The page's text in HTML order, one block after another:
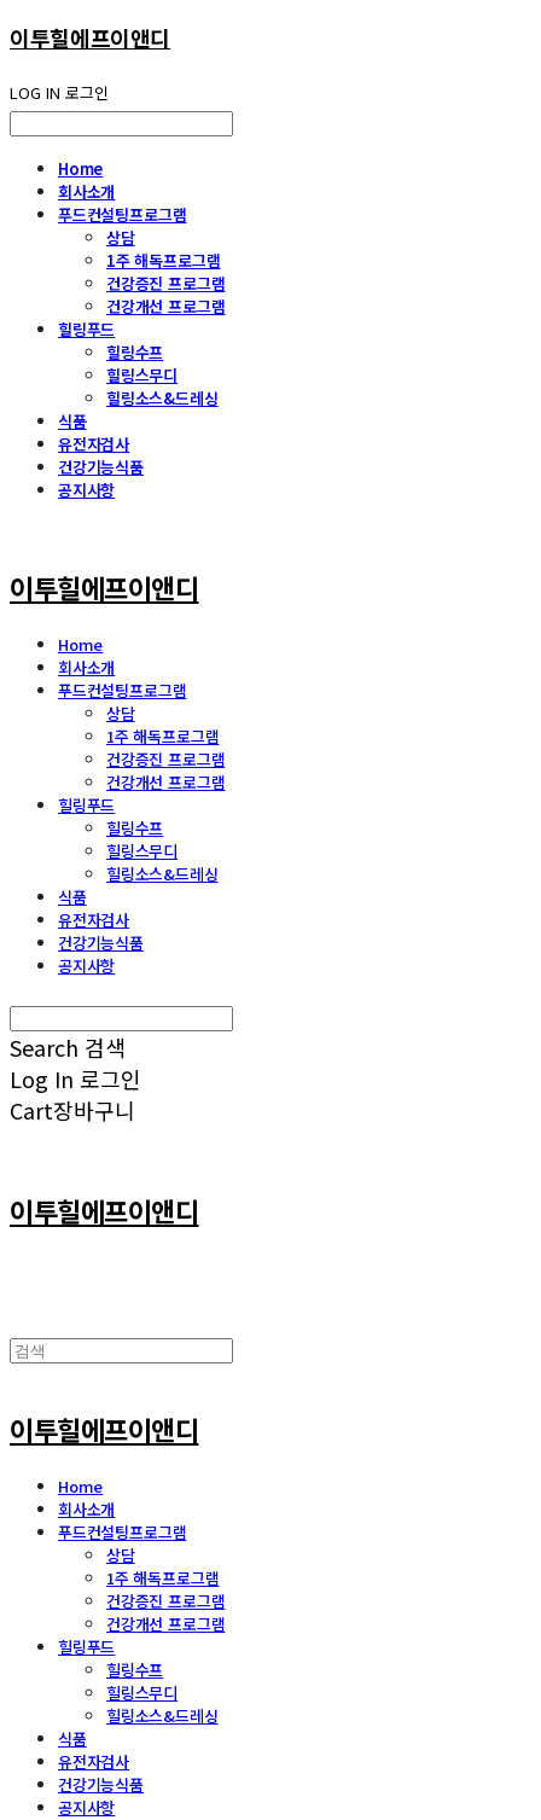
이투힐에프이앤디
LOG IN 로그인
Home
회사소개
푸드컨설팅프로그램
상담
1주 해독프로그램
건강증진 프로그램
건강개선 프로그램
힐링푸드
힐링수프
힐링스무디
힐링소스&드레싱
식품
유전자검사
건강기능식품
공지사항
이투힐에프이앤디
Home
회사소개
푸드컨설팅프로그램
상담
1주 해독프로그램
건강증진 프로그램
건강개선 프로그램
힐링푸드
힐링수프
힐링스무디
힐링소스&드레싱
식품
유전자검사
건강기능식품
공지사항
Search 검색
Log In 로그인
Cart장바구니
이투힐에프이앤디
이투힐에프이앤디
Home
회사소개
푸드컨설팅프로그램
상담
1주 해독프로그램
건강증진 프로그램
건강개선 프로그램
힐링푸드
힐링수프
힐링스무디
힐링소스&드레싱
식품
유전자검사
건강기능식품
공지사항